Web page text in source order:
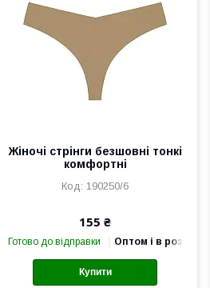
Жіночі стрінги безшовні тонкі
комфортні
190250/6
155 ₴
Готово до відправки Оптом і в роздріб
Купити